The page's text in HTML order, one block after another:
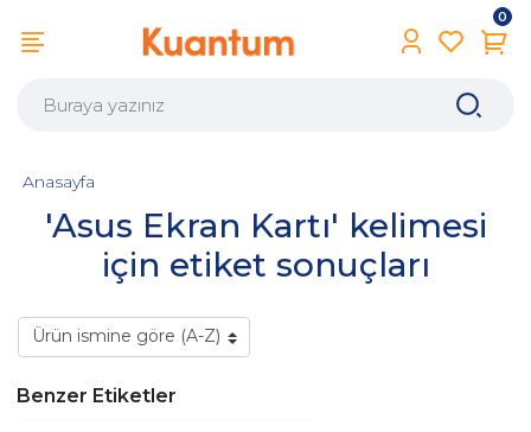
0
'Asus Ekran Kartı' kelimesi
için etiket sonuçları
Anasayfa
Benzer Etiketler